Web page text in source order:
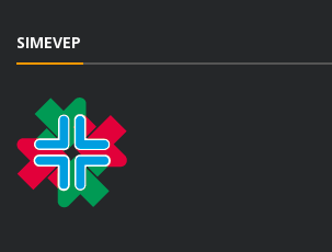
SIMEVEP